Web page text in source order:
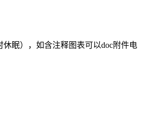
眠），如含注释图表可以doc附件电